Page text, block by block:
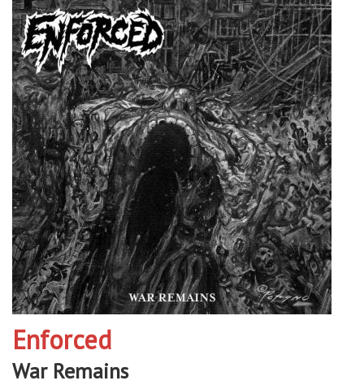
Enforced
War Remains